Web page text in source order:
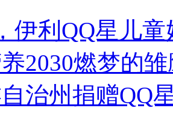
伊利QQ星儿
2030燃梦的
治州捐赠QQ